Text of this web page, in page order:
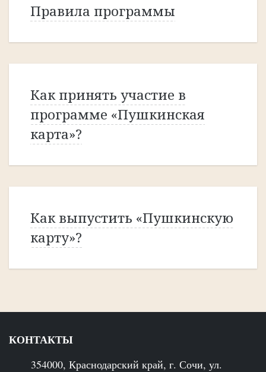
Правила программы
Как принять участие в
программе «Пушкинская
карта»?
Как выпустить «Пушкинскую
карту»?
КОНТАКТЫ
354000, Краснодарский край, г. Сочи, ул.